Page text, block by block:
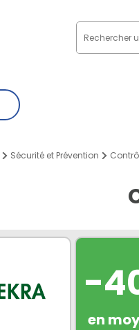
Sécurité et Prévention
-
en